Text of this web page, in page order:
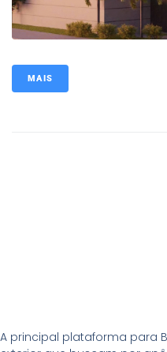
MAIS
A principal plataforma para